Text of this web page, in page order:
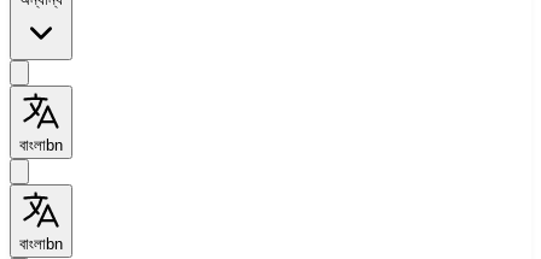
বাংলাbn
বাংলাbn